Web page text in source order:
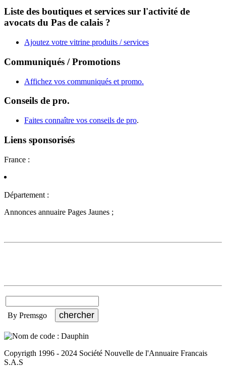
Liste des boutiques et services sur l'activité de
avocats du Pas de calais ?
Ajoutez votre vitrine produits / services
Communiqués / Promotions
Affichez vos communiqués et promo.
Conseils de pro.
Faites connaître vos conseils de pro.
Liens sponsorisés
France :
Département :
Annonces annuaire Pages Jaunes ;
By Premsgo
Copyrigth 1996 - 2024 Société Nouvelle de l'Annuaire Francais
S.A.S